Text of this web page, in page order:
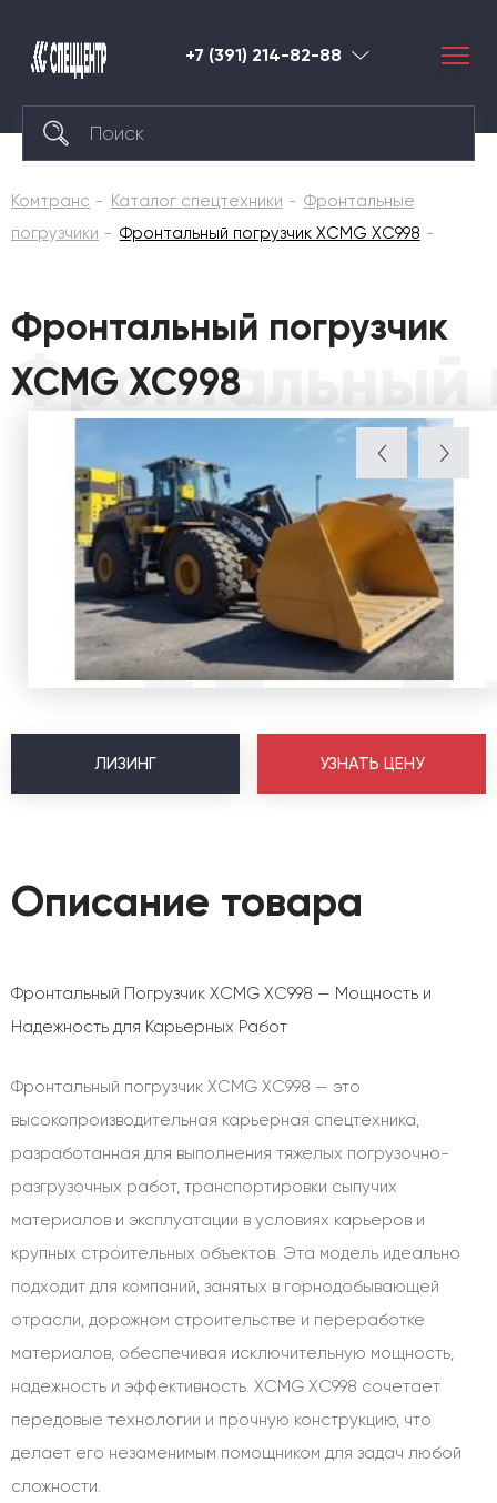
+7 (391) 214-82-88 Красноярск
Комтранс Каталог спецтехники
Фронтальные
погрузчики
Фронтальный погрузчик XCMG XC998
Фронтальный
Фронтальный погрузчик
XCMG XC998
ЛИЗИНГ УЗНАТЬ ЦЕНУ
Описание товара
Фронтальный Погрузчик XCMG XC998 — Мощность и
Надежность для Карьерных Работ
Фронтальный погрузчик XCMG XC998 — это
высокопроизводительная карьерная спецтехника,
разработанная для выполнения тяжелых погрузочно-
разгрузочных работ, транспортировки сыпучих
материалов и эксплуатации в условиях карьеров и
крупных строительных объектов. Эта модель идеально
подходит для компаний, занятых в горнодобывающей
отрасли, дорожном строительстве и переработке
материалов, обеспечивая исключительную мощность,
надежность и эффективность. XCMG XC998 сочетает
передовые технологии и прочную конструкцию, что
делает его незаменимым помощником для задач любой
сложности.